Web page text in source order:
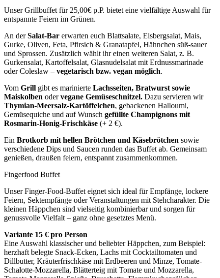
Unser Grillbuffet für 25,00€ p.P. bietet eine vielfältige Auswahl für
entspannte Feiern im Grünen.
An derSalat-Bar erwarten euch Blattsalate, Eisbergsalat, Mais,
Gurke, Oliven, Feta, Pfirsich & Granatapfel, Hähnchen süß-sauer
und Sprossen. Zusätzlich wählt ihr einen weiteren Salat, z. B.
Gurkensalat, Kartoffelsalat, Glasnudelsalat mit Erdnussmarinade
oder Coleslaw – vegetarisch bzw. vegan möglich.
Vom Grill gibt es marinierte Lachsseiten, Bratwurst sowie
Maiskolben odervegane Gemüseschnitzel. Dazu servieren wir
Thymian-Meersalz-Kartöffelchen, gebackenen Halloumi,
Gemüsequiche und auf Wunsch gefüllte Champignons mit
Rosmarin-Honig-Frischkäse (+ 2 €).
Ein Brotkorb mit hellen Brötchen und Käsebrötchen sowie
verschiedene Dips und Saucen runden das Buffet ab. Gemeinsam
genießen, draußen feiern, entspannt zusammenkommen.
Fingerfood Buffet
Unser Finger-Food-Buffet eignet sich ideal für Empfänge, lockere
Feiern, Sektempfänge oder Veranstaltungen mit Stehcharakter. Die
kleinen Häppchen sind vielseitig kombinierbar und sorgen für
genussvolle Vielfalt – ganz ohne gesetztes Menü.
Variante 15 € pro Person
Eine Auswahl klassischer und beliebter Häppchen, zum Beispiel:
herzhaft belegte Snack-Ecken, Lachs mit Cocktailtomaten und
Dillbutter, Kräuterfrischkäse mit Erdbeeren und Minze, Tomate-
Schalotte-Mozzarella, Blätterteig mit Tomate und Mozzarella,